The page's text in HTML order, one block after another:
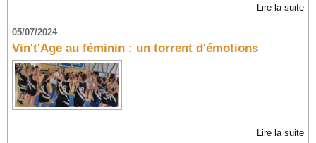
Lire la suite
05/07/2024
Vin't'Age au féminin : un torrent d'émotions
Lire la suite